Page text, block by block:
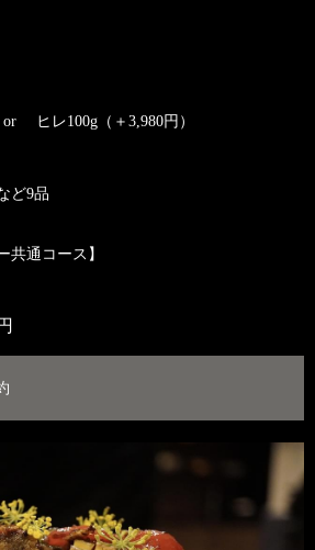
ヒレ100g（＋3,980円）
ど9品
共通コース】